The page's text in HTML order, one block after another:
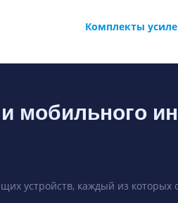
Комплекты
мобильного
устройств, каждый из которых